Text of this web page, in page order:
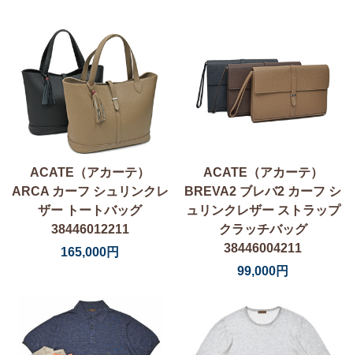
ACATE（アカーテ）
ARCA カーフ シュリンクレ
ザー トートバッグ
38446012211
165,000円
ACATE（アカーテ）
BREVA2 ブレバ2 カーフ シ
ュリンクレザー ストラップ
クラッチバッグ
38446004211
99,000円